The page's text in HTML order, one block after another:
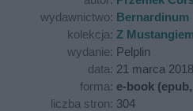
wydawnictwo: Bernardinum
kolekcja: Z
wydanie: Pelplin
data: 21 marca 2018
forma: e-book
liczba stron: 304